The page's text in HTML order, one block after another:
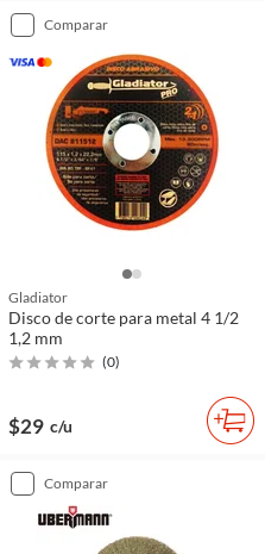
comparar
Gladiator
Disco de corte para metal 4 1/2
1,2 mm
(0)
$29 c/u
comparar